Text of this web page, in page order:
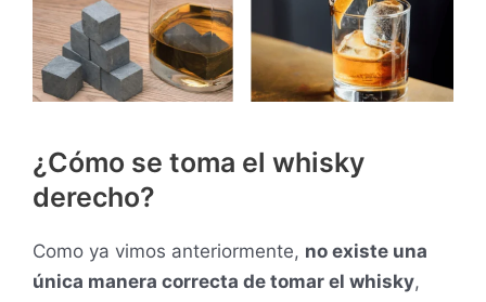
¿Cómo se toma el whisky
derecho?
Como ya vimos anteriormente, no existe una
única manera correcta de tomar el whisky,